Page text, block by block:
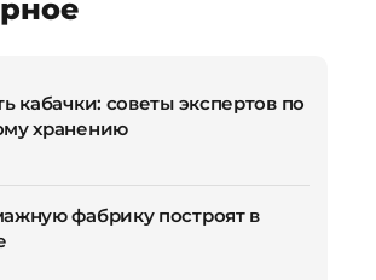
кабачки: советы экспертов по
хранению
фабрику построят в